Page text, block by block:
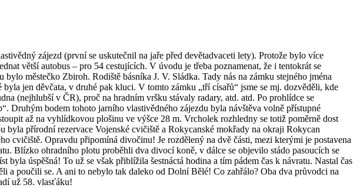
zájezd (první se uskutečnil na jaře před devětadvaceti lety). Protože bylo více
větší autobus – pro 54 cestujících. V úvodu je třeba poznamenat, že i tentokrát se
městečko Zbiroh. Rodiště básníka J. V. Sládka. Tady nás na zámku stejného jména
jen děvčata, v druhé pak kluci. V tomto zámku „tří císařů“ jsme se mj. dozvěděli, kde
(nejhlubší v ČR), proč na hradním vršku stávaly radary, atd. atd. Po prohlídce se
Druhým bodem tohoto jarního vlastivědného zájezdu byla návštěva volně přístupné
až na vyhlídkovou plošinu ve výšce 28 m. Vrcholek rozhledny se totiž poměrně dost
přírodní rezervace Vojenské cvičiště a Rokycanské mokřady na okraji Rokycan
cvičiště. Opravdu připomíná divočinu! Je rozdělený na dvě části, mezi kterými je postavena
Blízko ohradního plotu proběhli dva divocí koně, v dálce se objevilo stádo pasoucích se
úspěšná! To už se však přiblížila šestnáctá hodina a tím pádem čas k návratu. Nastal čas
poučili se. A ani to nebylo tak daleko od Dolní Bělé! Co zahřálo? Oba dva průvodci na
už 58. vlasťáku!